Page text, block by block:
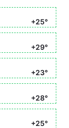
+25°
+29°
+23°
+28°
+25°